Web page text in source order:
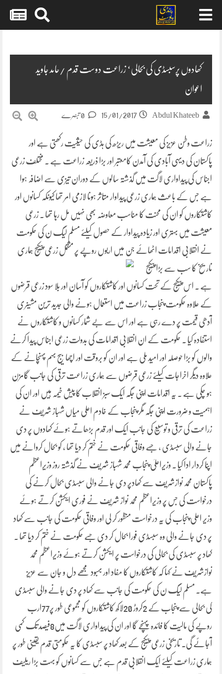
کھادوں پرسبسڈی کی بحالی‘ زراعت دوست قدم /حامد جاوید
اعوان
Abdul Khateeb
15/01/2017
زراعت وطن عزیز کی معیشت میں ریڑھ کی ہڈی کی حیثیت رکھتی ہے اور
پاکستان کی دیہی آبادی کی آمدن کامعتبر اور بڑا ذریعہ زراعت ہے . مختلف زرعی
اجناس کی پیداواری لاگت میں گذشتہ سالوں کے دوران تیزی سے اضافہ ہوا
ہے جس کے باعث ہماریزرعی پیداوار متاثر ہونا لازمی امر تھا کیونکہ کسانوں اور
کاشتکاروں کو ان کی محنت کا مناسب معاوضہ بھی نہیں مل رہا تھا . زرعی
معیشت میں بہتری اور زیادہ پیداوار کے حصول کیلئے مسلم لیگ ن کی حکومت
نے انقلابی اقدامات اٹھائے جن میں اربوں روپے پر مشتمل زرعی پیکیج ہماری
تاریخ کا سب سے بڑا پیکیج
ہے . اس پیکیج کے تحت کسانوں اور کاشتکاروں کو آسان اور بلا سود زرعی قرضوں
کے علاوہ حکومت پنجاب زراعت میں استعمال ہونے والی جدید ترین مشینری
آدھی قیمت پر دے رہی ہے اور اس سے بے شمار کسانوں و کاشتکاروں نے
استفادہ کیا . حکومت کے ان انقلابی اقدامات کی بدولت زرعی اجناس پیدا کرنے
والوں کو بڑا حوصلہ اور امید ملی ہے اور ان کو بروقت اور اچھا بیج بہم پہنچانے کے
علاوہ دیگر اخراجات کیلئے زرعی قرضوں سے ہماری زراعت ترقی کی جانب گامزن
ہو چکی ہے . یہ اقدامات اپنی جگہ ایک سبز انقلاب کا پیش خیمہ ہیں اور ان کی
اہمیت و ضرورت اپنی جگہ مگر پنجاب کے خادم اعلی میاں شہباز شریف نے
زراعت کی ترقی و توسیع کی جانب ایک اور قدم بڑھاتے ہوئے کھادوں پر دی
جانے والی سبسڈی ، جسے وفاقی حکومت نے ختم کر دیا تھا ، کو بحال کروانے میں
اپنا کردار ادا کیا . وزیراعلیٰ پنجاب محمد شہباز شریف نے گذشتہ روز وزیراعظم
پاکستان محمد نوازشریف سے کھادپر دی جانے والی سبسڈی بحال کرنے کی
درخواست کی جس پر وزیراعظم محمد نواز شریف نے فوری ایکشن کرتے ہوئے
وزیر اعلی پنجاب کی یہ درخواست منظور کر لی اور وفاقی حکومت کی جانب سے کھاد
پر دی جانے والی وہ سبسڈی فورا بحال کر دی جسے حکومت نے ختم کر دیا تھا .
کھاد پر سبسڈی کی بحالی کی درخواست پر ایکشن کرتے ہوئے وزیراعظم محمد
نوازشریف نے کہا کہ کاشتکاروں کا مفاد اور بہبود مجھے دل و جان سے عزیز
ہے. مسلم لیگ ن کی حکومت کی جانب سے کھاد پر دی جانے والی سبسڈی
کی بحالی سے پنجاب کے 2کروڑ 20لاکھ کاشتکاروں کو مجموعی طور پر77ارب
روپے کی مالیت کا فائدہ پہنچے گا اور ان کی پیداواری لاگت میں8فیصد تک کمی
آجائے گی. تاریخی زرعی پیکیج کے بعد کھاد پر سبسڈی کا یہ حکومتی قدم یقینی طور پر
ہماری زراعت کیلئے ایک انقلابی قدم ہے جس سے کسانوں کو بہت بڑا ریلیف